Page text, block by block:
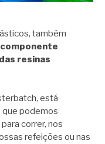
também
componente
resinas
está
que podemos
correr, nos
refeições ou nas